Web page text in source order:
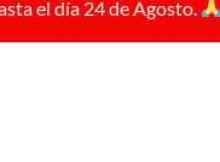
el día 24 de Agosto.